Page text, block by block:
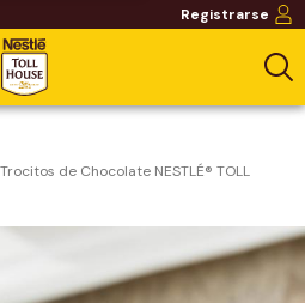
Registrarse
de Chocolate NESTLÉ® TOLL